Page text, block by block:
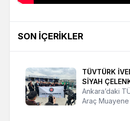
SON İÇERIKLER
TÜVTÜRK
SİYAH
Ankara’daki
Araç Muayene